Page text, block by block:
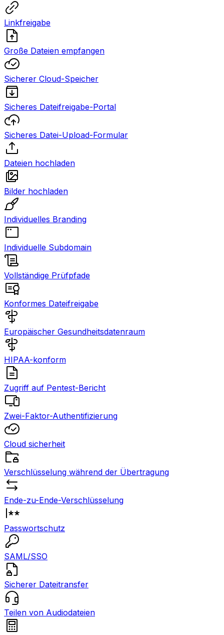
Linkfreigabe
Große Dateien empfangen
Sicherer Cloud-Speicher
Sicheres Dateifreigabe-Portal
Sicheres Datei-Upload-Formular
Dateien hochladen
Bilder hochladen
Individuelles Branding
Individuelle Subdomain
Vollständige Prüfpfade
Konformes Dateifreigabe
Europäischer Gesundheitsdatenraum
HIPAA-konform
Zugriff auf Pentest-Bericht
Zwei-Faktor-Authentifizierung
Cloud sicherheit
Verschlüsselung während der Übertragung
Ende-zu-Ende-Verschlüsselung
Passwortschutz
SAML/SSO
Sicherer Dateitransfer
Teilen von Audiodateien